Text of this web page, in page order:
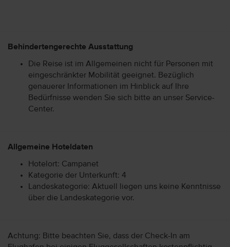
Behindertengerechte Ausstattung
Die Reise ist im Allgemeinen nicht für Personen mit
eingeschränkter Mobilität geeignet. Bezüglich
genauerer Informationen im Hinblick auf Ihre
Bedürfnisse wenden Sie sich bitte an unser Service-
Center.
Allgemeine Hoteldaten
Hotelort: Campanet
Kategorie der Unterkunft: 4
Landeskategorie: Aktuell liegen uns keine Kenntnisse
über die Landeskategorie vor.
Achtung: Bitte beachten Sie, dass der Check-In am